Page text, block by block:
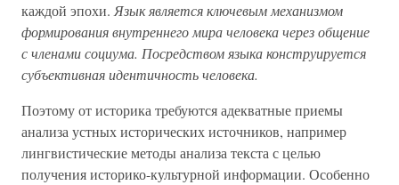
каждой эпохи. Язык является ключевым механизмом
формирования внутреннего мира человека через общение
с членами социума. Посредством языка конструируется
субъективная идентичность человека.
Поэтому от историка требуются адекватные приемы
анализа устных исторических источников, например
лингвистические методы анализа текста с целью
получения историко-культурной информации. Особенно